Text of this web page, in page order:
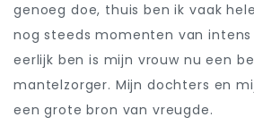
genoeg doe, thuis ben ik vaak
nog steeds momenten van intens
eerlijk ben is mijn vrouw nu een
mantelzorger. Mijn dochters en
een grote bron van vreugde.